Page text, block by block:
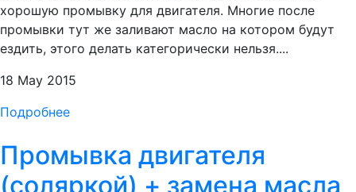
хорошую промывку для двигателя. Многие после
промывки тут же заливают масло на котором будут
ездить, этого делать категорически нельзя....
18 May 2015
Подробнее
Промывка двигателя
(соляркой) + замена масла